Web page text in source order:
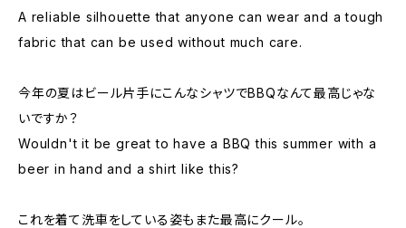
A reliable silhouette that anyone can wear and a tough
fabric that can be used without much care.
今年の夏はビール片手にこんなシャツでBBQなんて最高じゃな
いですか？
Wouldn't it be great to have a BBQ this summer with a
beer in hand and a shirt like this?
これを着て洗車をしている姿もまた最高にクール。